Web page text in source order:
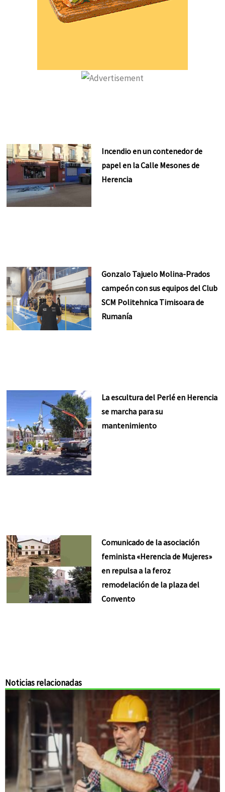
Incendio en un contenedor de
papel en la Calle Mesones de
Herencia
Gonzalo Tajuelo Molina-Prados
campeón con sus equipos del Club
SCM Politehnica Timisoara de
Rumanía
La escultura del Perlé en Herencia
se marcha para su
mantenimiento
Comunicado de la asociación
feminista «Herencia de Mujeres»
en repulsa a la feroz
remodelación de la plaza del
Convento
Noticias relacionadas